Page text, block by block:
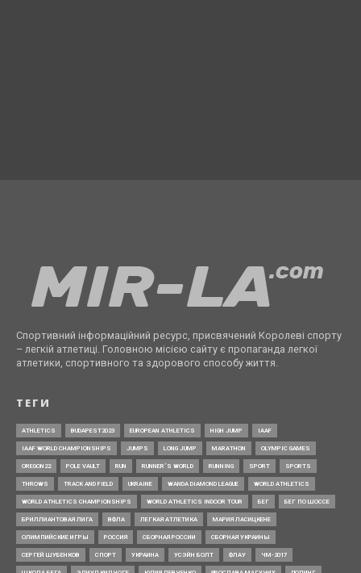
Спортивний інформаційний ресурс, присвячений Королеві спорту
– легкій атлетиці. Головною місією сайту є пропаганда легкої
атлетики, спортивного та здорового способу життя.
ТЕГИ
ATHLETICS BUDAPEST2023 EUROPEAN ATHLETICS HIGH JUMP IAAF
IAAF WORLD CHAMPIONSHIPS JUMPS LONG JUMP MARATHON OLYMPIC GAMES
OREGON22 POLE VAULT RUN RUNNER’S WORLD RUNNING SPORT SPORTS
THROWS TRACK AND FIELD UKRAINE WANDA DIAMOND LEAGUE WORLD ATHLETICS
WORLD ATHLETICS CHAMPIONSHIPS WORLD ATHLETICS INDOOR TOUR БЕГ БЕГ ПО ШОССЕ
БРИЛЛИАНТОВАЯ ЛИГА ВФЛА ЛЕГКАЯ АТЛЕТИКА МАРИЯ ЛАСИЦКЕНЕ
ОЛИМПИЙСКИЕ ИГРЫ РОССИЯ СБОРНАЯ РОССИИ СБОРНАЯ УКРАИНЫ
СЕРГЕЙ ШУБЕНКОВ СПОРТ УКРАИНА УСЭЙН БОЛТ ФЛАУ ЧМ-2017